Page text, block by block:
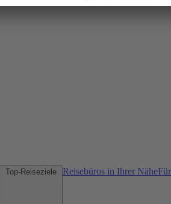
Reisebüros in Ihrer Nähe